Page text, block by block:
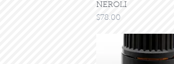
NEROLI
価格
$78.00